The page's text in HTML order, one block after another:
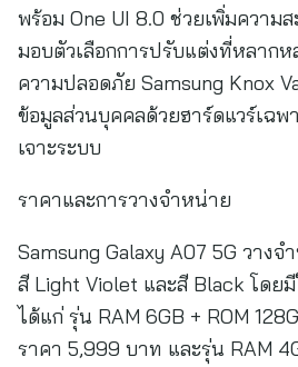
พร้อม One UI 8.0 ช่วยเพิ่มความ
มอบตัวเลือกการปรับแต่งที่หลาก
ความปลอดภัย Samsung Knox
ข้อมูลส่วนบุคคลด้วยฮาร์ดแวร์เฉ
เจาะระบบ
ราคาและการวางจำหน่าย
Samsung Galaxy A07 5G วาง
สี Light Violet และสี Black โดยมี
ได้แก่ รุ่น RAM 6GB + ROM
ราคา 5,999 บาท และรุ่น RAM